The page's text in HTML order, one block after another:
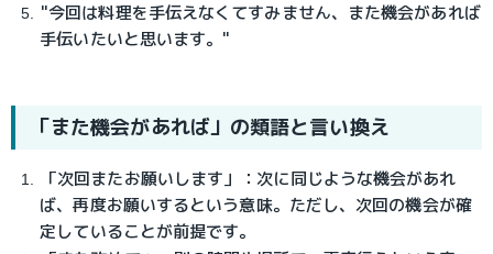
"今回は料理を手伝えなくてすみません、また機会があれば
手伝いたいと思います。"
「また機会があれば」の類語と言い換え
「次回またお願いします」：次に同じような機会があれ
ば、再度お願いするという意味。ただし、次回の機会が確
定していることが前提です。